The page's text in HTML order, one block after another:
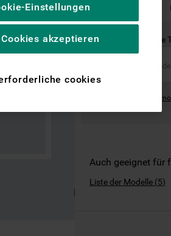
Ist dies das richtige
Where can I find the
Auch geeignet für
Liste der Modelle (5)
Inhalte der Website
Nutzung der Website zu
die Funktionalität der
anzubieten
über Drittanbieter und auf
Google LLC –
Einstellungen
cookies
akzeptieren